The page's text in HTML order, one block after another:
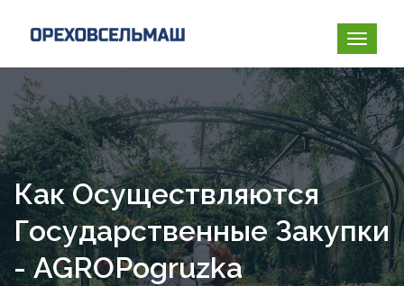
Как Осуществляются
Государственные Закупки
- AGROPogruzka